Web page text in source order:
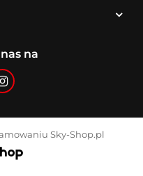
na
Sky-Shop.pl